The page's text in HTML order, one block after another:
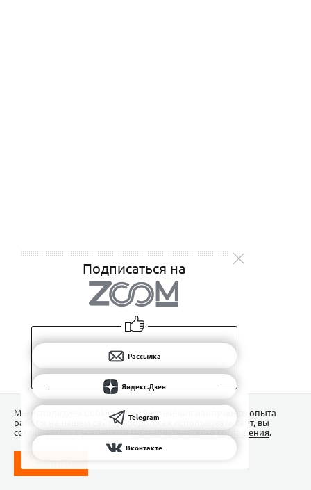
Подписаться на
Рассылка
Яндекс.Дзен
Telegram
Вконтакте
Мы используем Сookies для обеспечения наилучшего опыта
работы на нашем сайте. Продолжая использовать сайт, вы
соглашаетесь с условиямиПользовательского соглашения.
ПОНЯТНО